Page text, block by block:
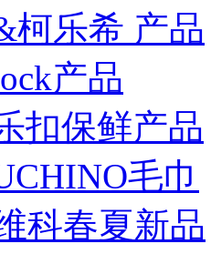
柯乐希 产品
产品
扣保鲜产品
毛巾
科春夏新品